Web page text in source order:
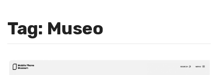
Tag: Museo